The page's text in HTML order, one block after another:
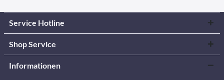
Service Hotline
Shop Service
Informationen